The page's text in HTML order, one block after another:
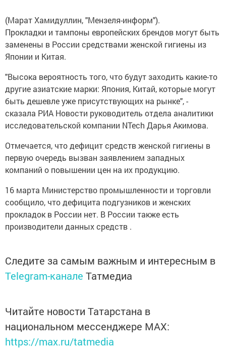
(Марат Хамидуллин, "Мензеля-информ").
Прокладки и тампоны европейских брендов могут быть
заменены в России средствами женской гигиены из
Японии и Китая.
"Высока вероятность того, что будут заходить какие-то
другие азиатские марки: Япония, Китай, которые могут
быть дешевле уже присутствующих на рынке", -
сказала РИА Новости руководитель отдела аналитики
исследовательской компании NTech Дарья Акимова.
Отмечается, что дефицит средств женской гигиены в
первую очередь вызван заявлением западных
компаний о повышении цен на их продукцию.
16 марта Министерство промышленности и торговли
сообщило, что дефицита подгузников и женских
прокладок в России нет. В России также есть
производители данных средств .
Следите за самым важным и интересным в
Telegram-канале Татмедиа
Читайте новости Татарстана в
национальном мессенджере MАХ:
https://max.ru/tatmedia